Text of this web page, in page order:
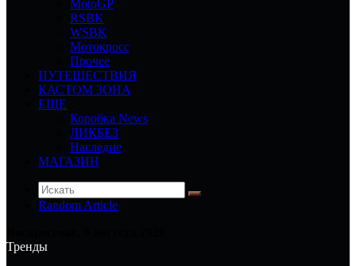
MotoGP
RSBK
WSBK
Мотокросс
Прочее
ПУТЕШЕСТВИЯ
КАСТОМ ЗОНА
ЕЩЕ
Коробка News
ЛИКБЕЗ
Наследие
МАГАЗИН
Random Article
Тренды